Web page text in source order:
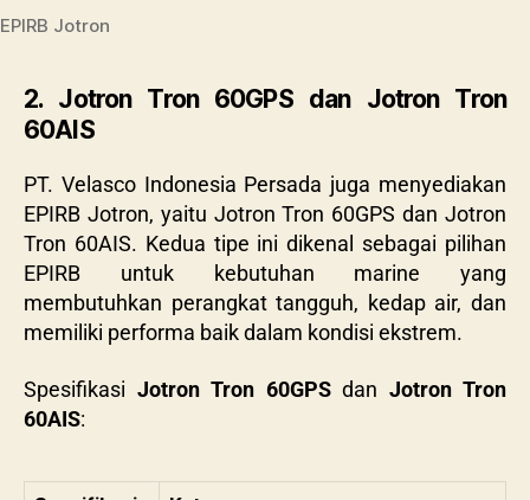
EPIRB Jotron
2. Jotron Tron 60GPS dan Jotron Tron
60AIS
PT. Velasco Indonesia Persada juga menyediakan
EPIRB Jotron, yaitu Jotron Tron 60GPS dan Jotron
Tron 60AIS. Kedua tipe ini dikenal sebagai pilihan
EPIRB untuk kebutuhan marine yang
membutuhkan perangkat tangguh, kedap air, dan
memiliki performa baik dalam kondisi ekstrem.
Spesifikasi Jotron Tron 60GPSdan Jotron Tron
60AIS: